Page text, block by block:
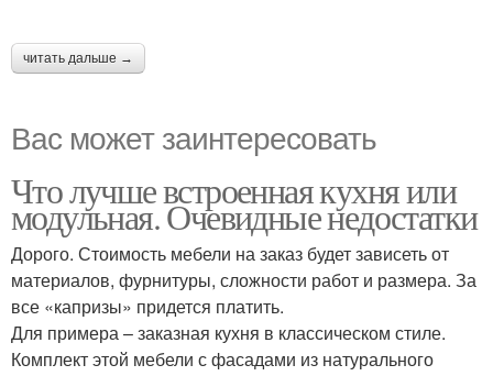
читать дальше →
Вас может заинтересовать
Что лучше встроенная кухня или
модульная. Очевидные недостатки
Дорого. Стоимость мебели на заказ будет зависеть от
материалов, фурнитуры, сложности работ и размера. За
все «капризы» придется платить.
Для примера – заказная кухня в классическом стиле.
Комплект этой мебели с фасадами из натурального